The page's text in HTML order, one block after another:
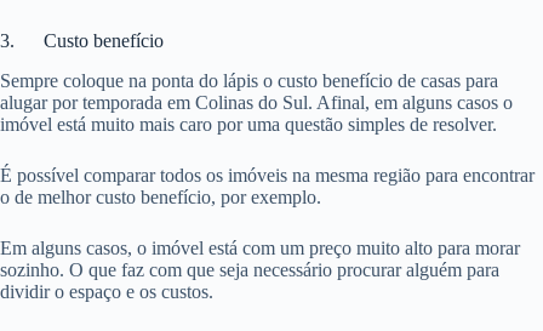
3. Custo benefício
Sempre coloque na ponta do lápis o custo benefício de casas para
alugar por temporada em Colinas do Sul. Afinal, em alguns casos o
imóvel está muito mais caro por uma questão simples de resolver.
É possível comparar todos os imóveis na mesma região para encontrar
o de melhor custo benefício, por exemplo.
Em alguns casos, o imóvel está com um preço muito alto para morar
sozinho. O que faz com que seja necessário procurar alguém para
dividir o espaço e os custos.